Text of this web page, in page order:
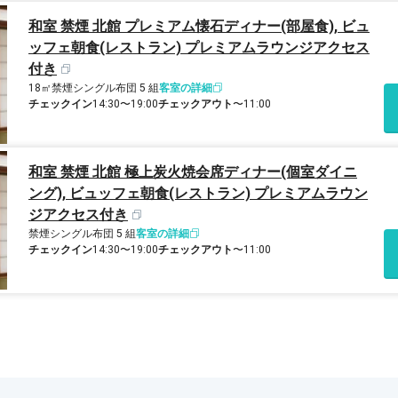
和室 禁煙 北館 プレミアム懐石ディナー(部屋食), ビュ
ッフェ朝食(レストラン) プレミアムラウンジアクセス
付き
18㎡禁煙シングル布団 5 組客室の詳細
チェックイン14:30〜19:00チェックアウト〜11:00
和室 禁煙 北館 極上炭火焼会席ディナー(個室ダイニ
ング), ビュッフェ朝食(レストラン) プレミアムラウン
ジアクセス付き
禁煙シングル布団 5 組客室の詳細
チェックイン14:30〜19:00チェックアウト〜11:00